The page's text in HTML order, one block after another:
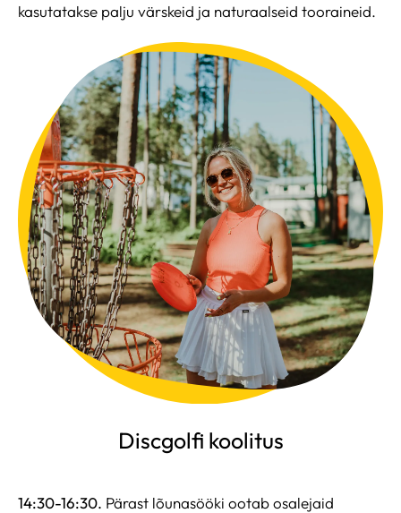
kasutatakse palju värskeid ja naturaalseid tooraineid.
Discgolfi koolitus
14:30-16:30. Pärast lõunasööki ootab osalejaid